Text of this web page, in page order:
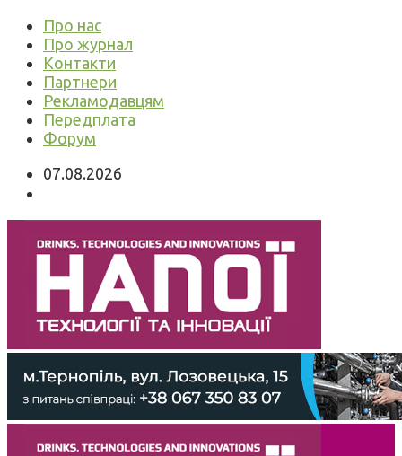
Про нас
Про журнал
Контакти
Партнери
Рекламодавцям
Передплата
Форум
07.08.2026